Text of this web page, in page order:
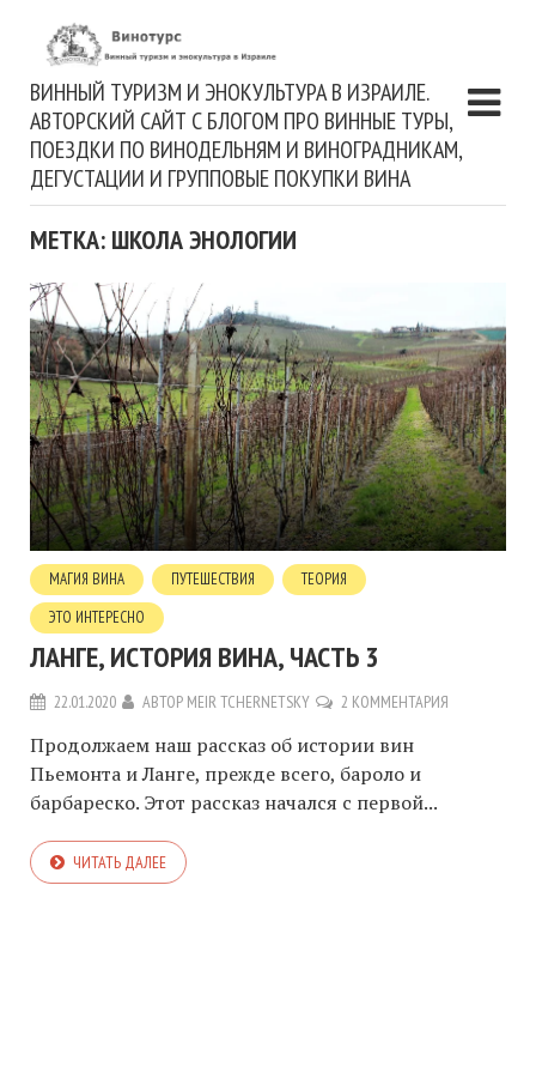
ВИННЫЙ ТУРИЗМ И ЭНОКУЛЬТУРА В ИЗРАИЛЕ.
АВТОРСКИЙ САЙТ С БЛОГОМ ПРО ВИННЫЕ ТУРЫ,
ПОЕЗДКИ ПО ВИНОДЕЛЬНЯМ И ВИНОГРАДНИКАМ,
ДЕГУСТАЦИИ И ГРУППОВЫЕ ПОКУПКИ ВИНА
МЕТКА: ШКОЛА ЭНОЛОГИИ
МАГИЯ ВИНА ПУТЕШЕСТВИЯ
ТЕОРИЯ
ЭТО ИНТЕРЕСНО
ЛАНГЕ, ИСТОРИЯ ВИНА, ЧАСТЬ 3
22.01.2020 АВТОР MEIR TCHERNETSKY 2 КОММЕНТАРИЯ
Продолжаем наш рассказ об истории вин
Пьемонта и Ланге, прежде всего, бароло и
барбареско. Этот рассказ начался с первой...
ЧИТАТЬ ДАЛЕЕ